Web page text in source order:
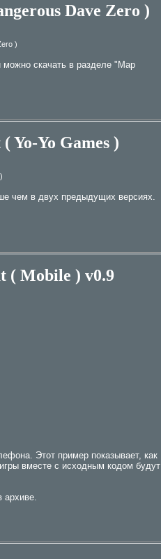
Dave Zero )
скачать в разделе "Map
Yo-Yo Games )
чем в двух предыдущих версиях.
( Mobile ) v0.9
Этот пример показывает, как
вместе с исходным кодом будут